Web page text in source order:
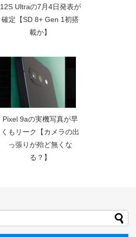
12S Ultraの7月4日発表が
確定【SD 8+ Gen 1初搭
載か】
Pixel 9aの実機写真が早
くもリーク【カメラの出
っ張りが殆ど無くな
る？】